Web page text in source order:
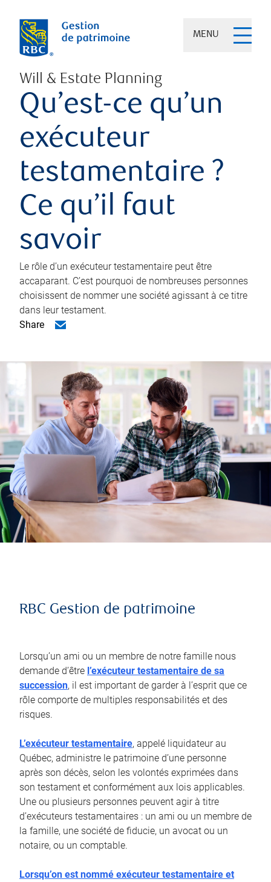
MENU
Will & Estate Planning
Qu’est-ce qu’un
exécuteur
testamentaire ?
Ce qu’il faut
savoir
Le rôle d’un exécuteur testamentaire peut être
accaparant. C’est pourquoi de nombreuses personnes
choisissent de nommer une société agissant à ce titre
dans leur testament.
Share
RBC Gestion de patrimoine
Lorsqu’un ami ou un membre de notre famille nous
demande d’être l’exécuteur testamentaire de sa
succession, il est important de garder à l’esprit que ce
rôle comporte de multiples responsabilités et des
risques.
L’exécuteur testamentaire, appelé liquidateur au
Québec, administre le patrimoine d’une personne
après son décès, selon les volontés exprimées dans
son testament et conformément aux lois applicables.
Une ou plusieurs personnes peuvent agir à titre
d’exécuteurs testamentaires : un ami ou un membre de
la famille, une société de fiducie, un avocat ou un
notaire, ou un comptable.
Lorsqu’on est nommé exécuteur testamentaire et